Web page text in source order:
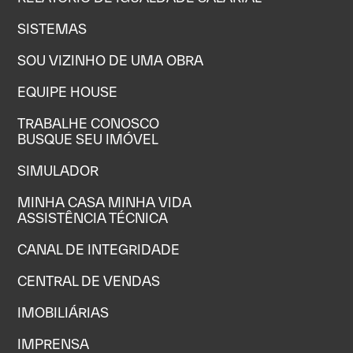
SISTEMAS
SOU VIZINHO DE UMA OBRA
EQUIPE HOUSE
TRABALHE CONOSCO
BUSQUE SEU IMÓVEL
SIMULADOR
MINHA CASA MINHA VIDA
ASSISTÊNCIA TÉCNICA
CANAL DE INTEGRIDADE
CENTRAL DE VENDAS
IMOBILIÁRIAS
IMPRENSA